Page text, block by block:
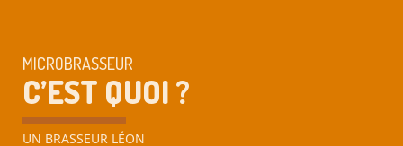
MICROBRASSEUR
C’EST QUOI ?
UN BRASSEUR LÉON